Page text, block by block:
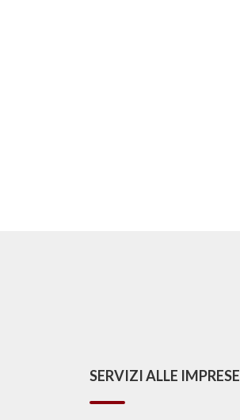
SERVIZI ALLE IMPRESE